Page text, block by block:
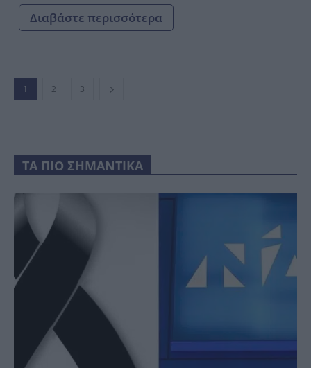
Διαβάστε περισσότερα
1 2 3
ΤΑ ΠΙΟ ΣΗΜΑΝΤΙΚΑ